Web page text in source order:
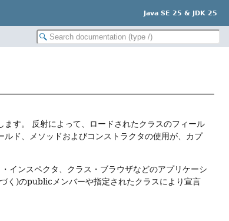
Java SE 25 & JDK 25
す。
反射によって、ロードされたクラスのフィール
ド、メソッドおよびコンストラクタの使用が、カプ
インスペクタ、クラス・ブラウザなどのアプリケーシ
く)のpublicメンバーや指定されたクラスにより宣言